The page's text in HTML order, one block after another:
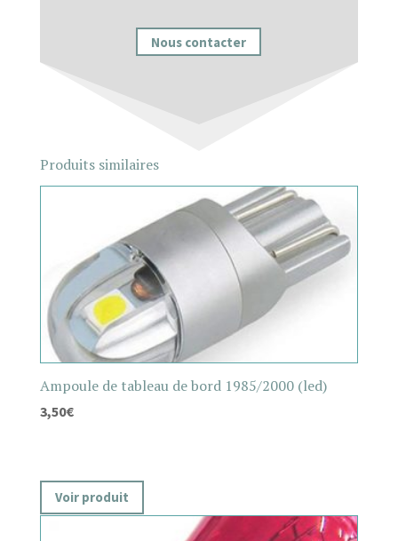
Nous contacter
Produits similaires
Ampoule de tableau de bord 1985/2000 (led)
3,50€
Voir produit